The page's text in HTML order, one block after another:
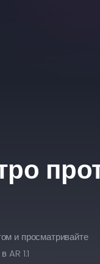
и просматривайте
AR 1:1